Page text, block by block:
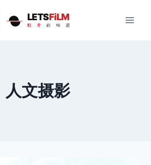
LETSFiLM
胶 片 的 味 道
人文摄影